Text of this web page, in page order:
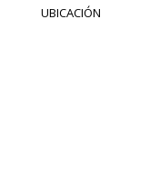
UBICACIÓN